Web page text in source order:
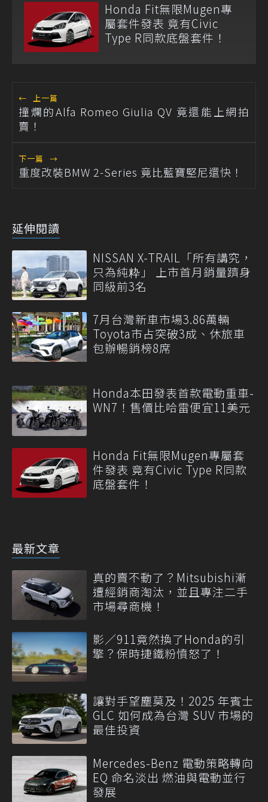
Honda Fit無限Mugen專
屬套件發表 竟有Civic
Type R同款底盤套件！
← 上一篇
撞爛的Alfa Romeo Giulia QV 竟還能上網拍
賣！
下一篇 →
重度改裝BMW 2-Series 竟比藍寶堅尼還快！
延伸閱讀
NISSAN X-TRAIL「所有講究，
只為純粋」 上市首月銷量躋身
同級前3名
7月台灣新車市場3.86萬輛
Toyota市占突破3成、休旅車
包辦暢銷榜8席
Honda本田發表首款電動重車-
WN7！售價比哈雷便宜11美元
Honda Fit無限Mugen專屬套
件發表 竟有Civic Type R同款
底盤套件！
最新文章
真的賣不動了？Mitsubishi漸
遭經銷商淘汰，並且專注二手
市場尋商機！
影／911竟然換了Honda的引
擎？保時捷鐵粉憤怒了！
讓對手望塵莫及！2025 年賓士
GLC 如何成為台灣 SUV 市場的
最佳投資
Mercedes-Benz 電動策略轉向
EQ 命名淡出 燃油與電動並行
發展